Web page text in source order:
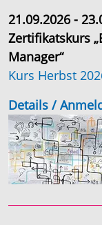
21.09.2026 -
Zertifikatskurs
Manager“
Kurs Herbst
Details /